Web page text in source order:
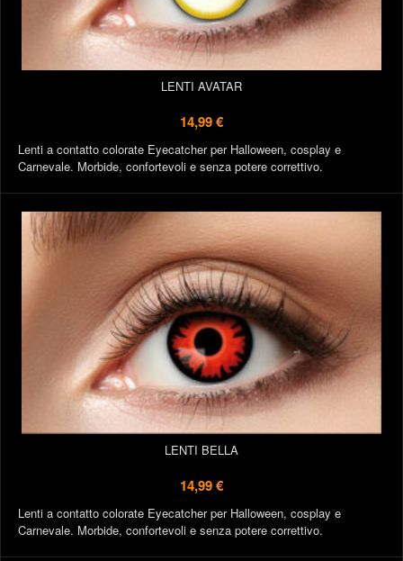
LENTI AVATAR
14,99 €
Lenti a contatto colorate Eyecatcher per Halloween, cosplay e
Carnevale. Morbide, confortevoli e senza potere correttivo.
LENTI BELLA
14,99 €
Lenti a contatto colorate Eyecatcher per Halloween, cosplay e
Carnevale. Morbide, confortevoli e senza potere correttivo.